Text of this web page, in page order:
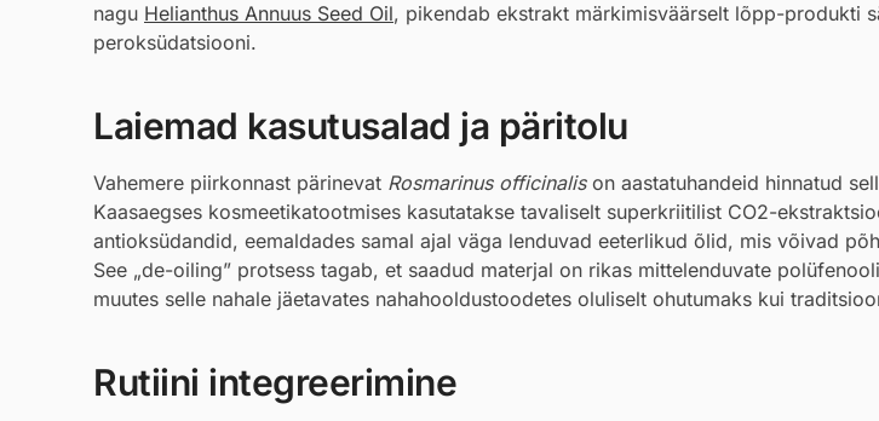
nagu Helianthus Annuus Seed Oil, pikendab ekstrakt märkimisväärselt lõpp-produkti
peroksüdatsiooni.
Laiemad kasutusalad ja päritolu
Vahemere piirkonnast pärinevat Rosmarinus officinalison aastatuhandeid hinnatud
Kaasaegses kosmeetikatootmises kasutatakse tavaliselt superkriitilist CO2-
antioksüdandid, eemaldades samal ajal väga lenduvad eeterlikud õlid, mis võivad
See „de-oiling” protsess tagab, et saadud materjal on rikas mittelenduvate
muutes selle nahale jäetavates nahahooldustoodetes oluliselt ohutumaks kui
Rutiini integreerimine